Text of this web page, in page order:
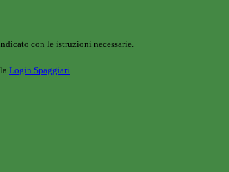
con le istruzioni necessarie.
Login Spaggiari